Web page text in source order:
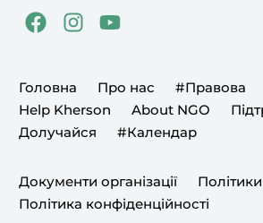
F
a
e
b
o
o
I
n
t
a
g
r
m
Y
o
t
u
b
e
Головна Про нас #Правова
Help Kherson
About NGO
Долучайся
#Календар
Документи організації
Політики
Політика конфіденційності